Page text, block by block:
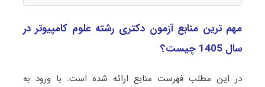
مهم ترین منابع آزمون دکتری رشته علوم کامپیوتر در
سال 1405 چیست؟
در این مطلب فهرست منابع ارائه شده است. با ورود به